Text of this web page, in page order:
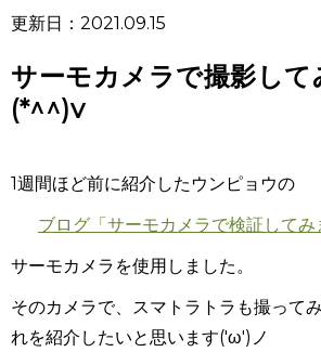
更新日：2021.09.15
サーモカメラで撮影して
(*^^)v
1週間ほど前に紹介したウンピョウの
ブログ「サーモカメラで検証してみ
サーモカメラを使用しました。
そのカメラで、スマトラトラも撮って
れを紹介したいと思います('ω')ノ